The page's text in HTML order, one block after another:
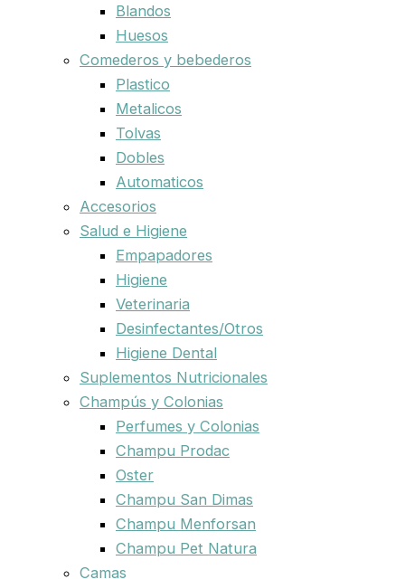
Blandos
Huesos
Comederos y bebederos
Plastico
Metalicos
Tolvas
Dobles
Automaticos
Accesorios
Salud e Higiene
Empapadores
Higiene
Veterinaria
Desinfectantes/Otros
Higiene Dental
Suplementos Nutricionales
Champús y Colonias
Perfumes y Colonias
Champu Prodac
Oster
Champu San Dimas
Champu Menforsan
Champu Pet Natura
Camas